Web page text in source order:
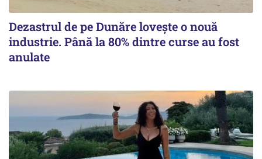
Dezastrul de pe Dunăre lovește o nouă
industrie. Până la 80% dintre curse au fost
anulate